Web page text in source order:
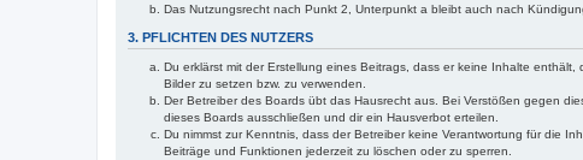
Das Nutzungsrecht nach Punkt 2, Unterpunkt a bleibt auch nach
3. PFLICHTEN DES NUTZERS
Du erklärst mit der Erstellung eines Beitrags, dass er keine Inhalte
Bilder zu setzen bzw. zu verwenden.
Der Betreiber des Boards übt das Hausrecht aus. Bei Verstößen gegen
dieses Boards ausschließen und dir ein Hausverbot erteilen.
Du nimmst zur Kenntnis, dass der Betreiber keine Verantwortung für die
Beiträge und Funktionen jederzeit zu löschen oder zu sperren.